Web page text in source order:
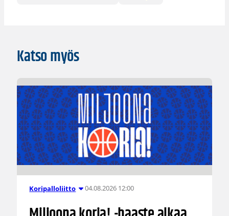
Katso myös
Koripalloliitto 04.08.2026 12:00